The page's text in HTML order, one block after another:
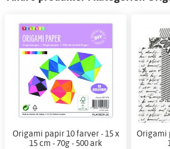
Origami papir 10 farver - 15 x
15 cm - 70g - 500 ark
Origami